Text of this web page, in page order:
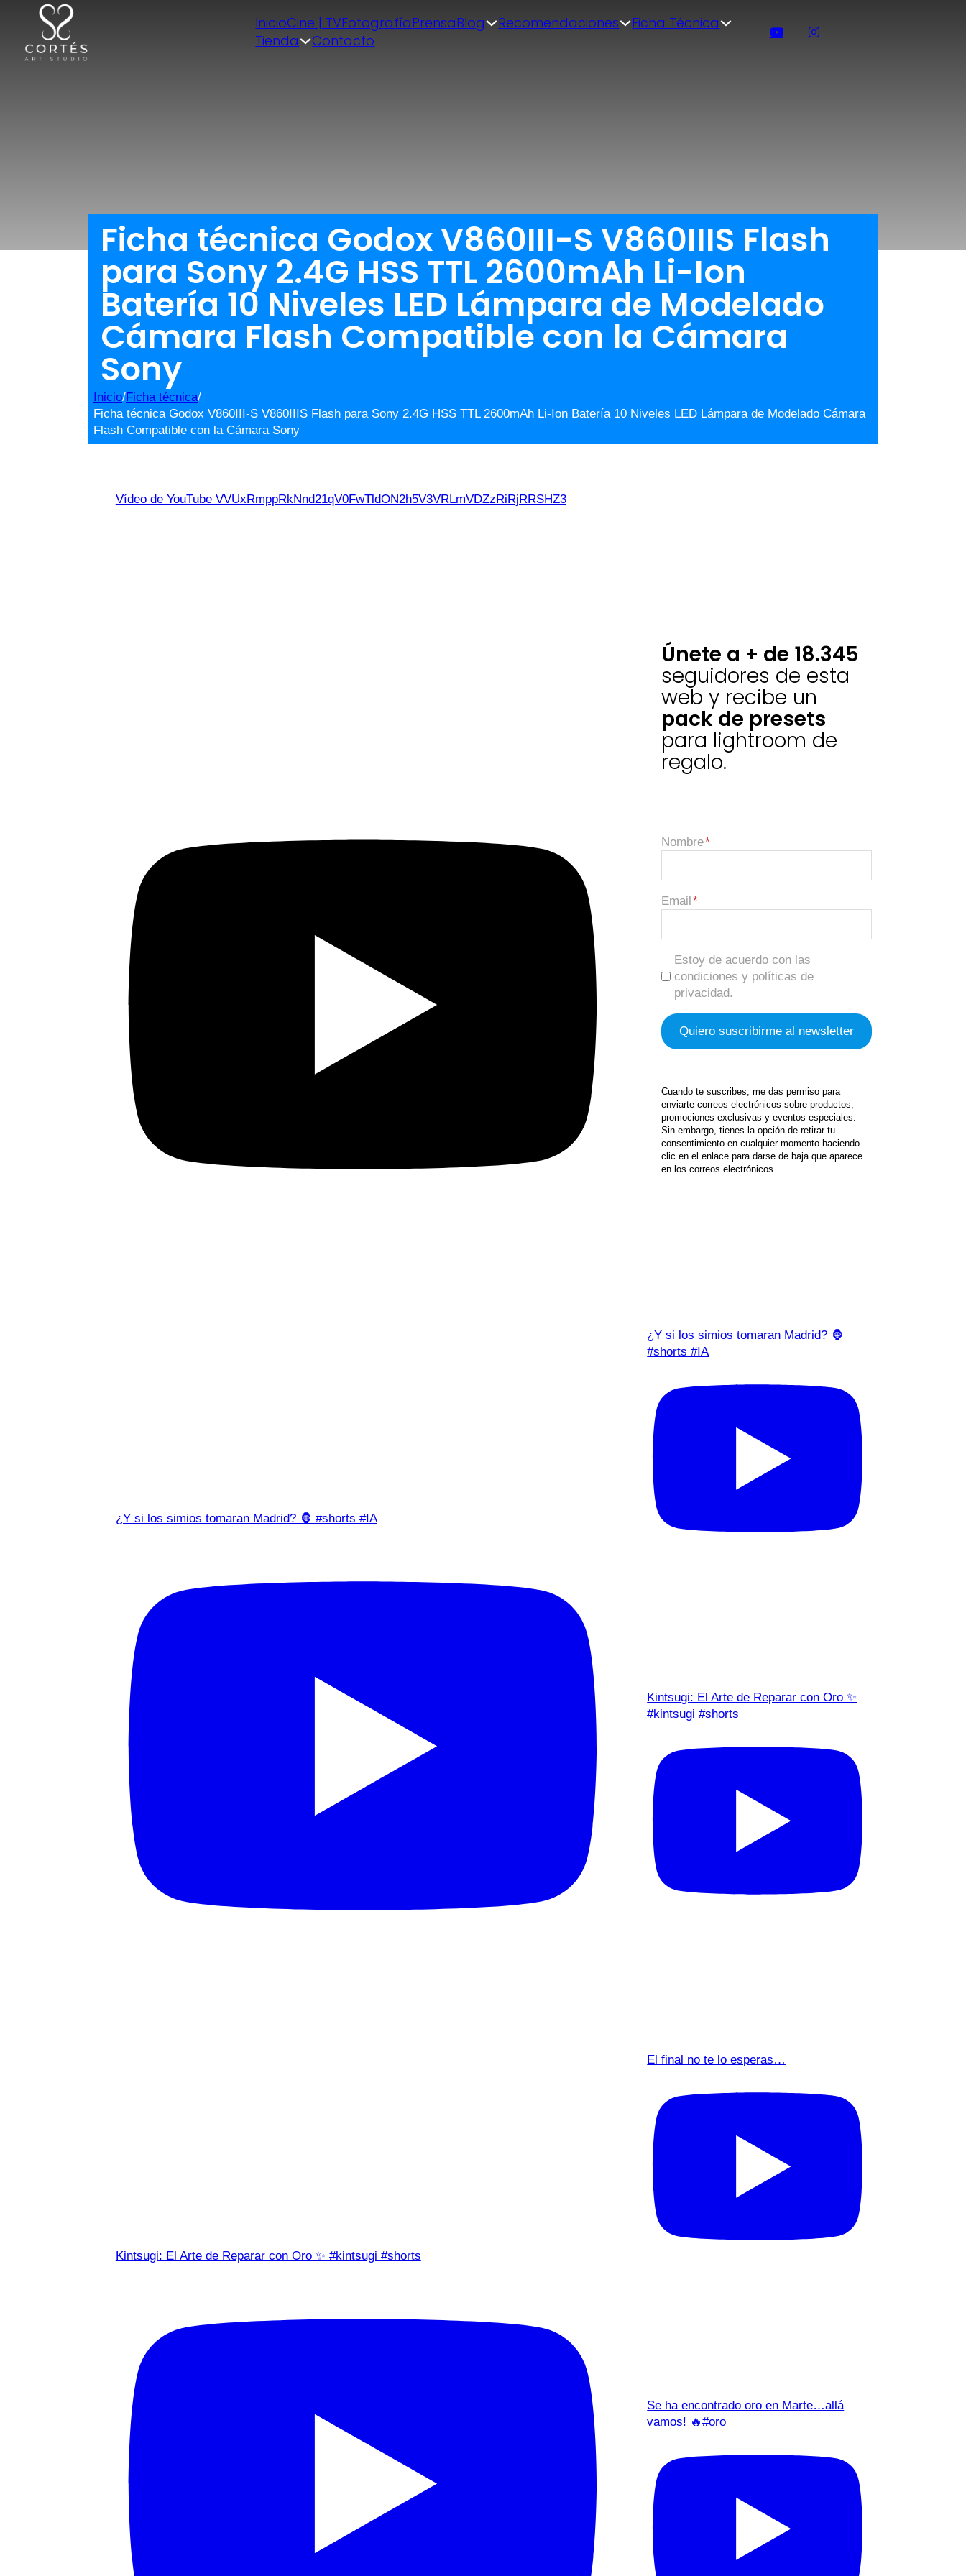
InicioCine | TVFotografíaPrensaBlog Recomendaciones
Ficha Técnica
Tienda
Contacto
Ficha técnica Godox V860III-S V860IIIS Flash
para Sony 2.4G HSS TTL 2600mAh Li-Ion
Batería 10 Niveles LED Lámpara de Modelado
Cámara Flash Compatible con la Cámara
Sony
Inicio/Ficha técnica/
Ficha técnica Godox V860III-S V860IIIS Flash para Sony 2.4G HSS TTL 2600mAh Li-Ion Batería 10 Niveles LED Lámpara de Modelado Cámara
Flash Compatible con la Cámara Sony
Vídeo de YouTube VVUxRmppRkNnd21qV0FwTldON2h5V3VRLmVDZzRiRjRRSHZ3
¿Y si los simios tomaran Madrid? 🦍 #shorts #IA
Kintsugi: El Arte de Reparar con Oro ✨ #kintsugi #shorts
Únete a + de 18.345
seguidores de esta
web y recibe un
pack de presets
para lightroom de
regalo.
Nombre
Email
Estoy de acuerdo con las
condiciones y políticas de
privacidad.
Cuando te suscribes, me das permiso para
enviarte correos electrónicos sobre productos,
promociones exclusivas y eventos especiales.
Sin embargo, tienes la opción de retirar tu
consentimiento en cualquier momento haciendo
clic en el enlace para darse de baja que aparece
en los correos electrónicos.
¿Y si los simios tomaran Madrid? 🦍
#shorts #IA
Kintsugi: El Arte de Reparar con Oro ✨
#kintsugi #shorts
El final no te lo esperas…
Se ha encontrado oro en Marte…allá
vamos! 🔥#oro